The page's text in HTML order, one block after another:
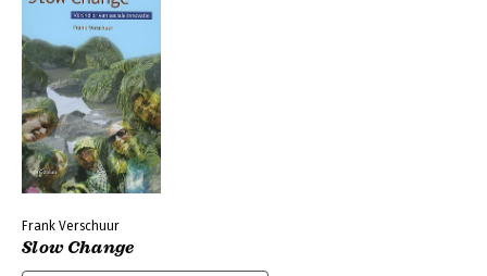
Frank Verschuur
Slow Change